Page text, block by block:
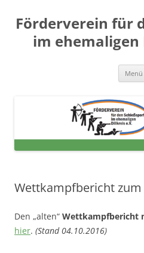
springen
Förderverein für
im ehemaligen
Menü
Wettkampfbericht zum
Den „alten“ Wettkampfbericht
hier. (Stand 04.10.2016)